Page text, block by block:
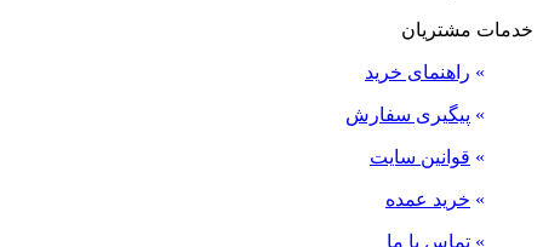
خدمات مشتریان
» راهنمای خرید
» پیگیری سفارش
» قوانین سایت
» خرید عمده
» تماس با ما